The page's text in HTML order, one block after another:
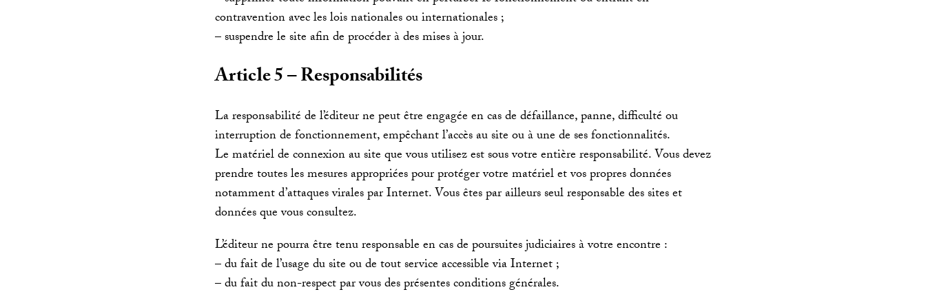
contravention avec les lois nationales ou internationales ;
– suspendre le site afin de procéder à des mises à jour.
Article 5 – Responsabilités
La responsabilité de l’éditeur ne peut être engagée en cas de défaillance, panne, difficulté ou
interruption de fonctionnement, empêchant l’accès au site ou à une de ses fonctionnalités.
Le matériel de connexion au site que vous utilisez est sous votre entière responsabilité. Vous devez
prendre toutes les mesures appropriées pour protéger votre matériel et vos propres données
notamment d’attaques virales par Internet. Vous êtes par ailleurs seul responsable des sites et
données que vous consultez.
L’éditeur ne pourra être tenu responsable en cas de poursuites judiciaires à votre encontre :
– du fait de l’usage du site ou de tout service accessible via Internet ;
– du fait du non-respect par vous des présentes conditions générales.